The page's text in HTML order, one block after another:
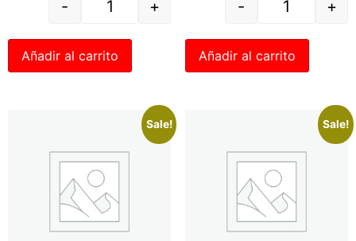
- +
Añadir al carrito
- +
Añadir al carrito
Sale! Sale!